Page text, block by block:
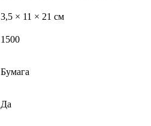
3,5 × 11 × 21 см
1500
Бумага
Да